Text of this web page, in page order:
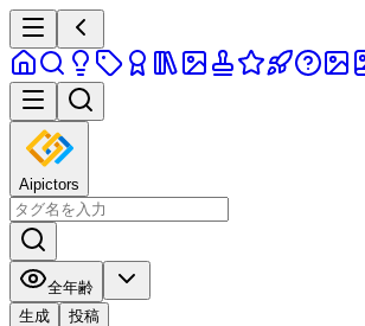
Aipictors
全年齢
生成
投稿